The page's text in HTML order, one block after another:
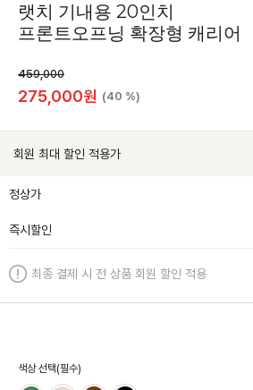
랫치 기내용 20인치
프론트오프닝 확장형 캐리어
459,000
275,000원 (40 %)
회원 최대 할인 적용가
정상가
즉시할인
최종 결제 시 전 상품 회원 할인 적용
색상 선택(필수)